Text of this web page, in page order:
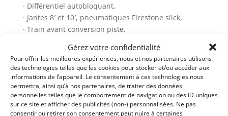
Gérez votre confidentialité
Pour offrir les meilleures expériences, nous et nos partenaires utilisons
des technologies telles que les cookies pour stocker et/ou accéder aux
informations de l’appareil. Le consentement à ces technologies nous
permettra, ainsi qu’à nos partenaires, de traiter des données
personnelles telles que le comportement de navigation ou des ID uniques
sur ce site et afficher des publicités (non-) personnalisées. Ne pas
consentir ou retirer son consentement peut nuire à certaines
· Différentiel autobloquant,
· Jantes 8′ et 10′, pneumatiques Firestone slick,
· Train avant conversion piste,
· Pare-brise chauffant,
· Sellerie 2 baquets
Dans cette configuration Groupe IV et avec cette «
bouille », l’A110 est une édition qui ne manque pas
d’attirer le regard des curieux comme des